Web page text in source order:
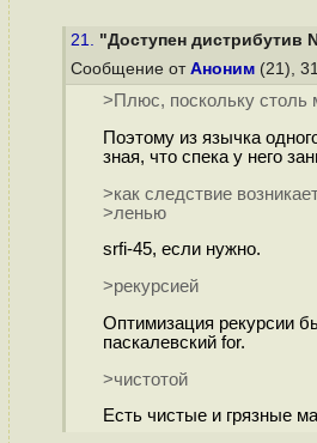
21. "Доступен дистрибутив
Сообщение от Аноним (21),
>Плюс, поскольку столь
Поэтому из язычка
зная, что спека у него
>как следствие
>ленью
srfi-45, если нужно.
>рекурсией
Оптимизация рекурсии
паскалевский for.
>чистотой
Есть чистые и грязные